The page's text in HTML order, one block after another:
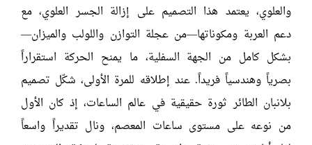
والعلوي، يعتمد هذا التصميم على إزالة الجسر العلوي، مع
دعم العربة ومكوناتها—من عجلة التوازن واللولب والميزان—
بشكل كامل من الجهة السفلية، ما يمنح الحركة استقراراً
بصرياً وهندسياً فريداً. عند إطلاقه للمرة الأولى، شكّل تصميم
بلانبان الطائر ثورة حقيقية في عالم الساعات، إذ كان الأول
من نوعه على مستوى ساعات المعصم، ونال تقديراً واسعاً